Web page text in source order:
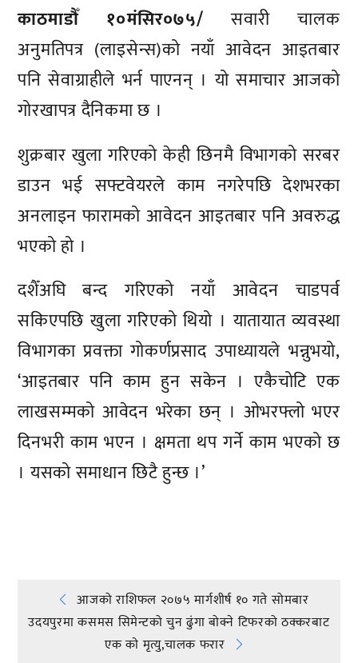
काठमाडौँ १०मंसिर०७५/ सवारी चालक
अनुमतिपत्र (लाइसेन्स)को नयाँ आवेदन आइतबार
पनि सेवाग्राहीले भर्न पाएनन् । यो समाचार आजको
गोरखापत्र दैनिकमा छ ।
शुक्रबार खुला गरिएको केही छिनमै विभागको सरबर
डाउन भई सफ्टवेयरले काम नगरेपछि देशभरका
अनलाइन फारामको आवेदन आइतबार पनि अवरुद्ध
भएको हो ।
दशैँअघि बन्द गरिएको नयाँ आवेदन चाडपर्व
सकिएपछि खुला गरिएको थियो । यातायात व्यवस्था
विभागका प्रवक्ता गोकर्णप्रसाद उपाध्यायले भन्नुभयो,
‘आइतबार पनि काम हुन सकेन । एकैचोटि एक
लाखसम्मको आवेदन भरेका छन् । ओभरफ्लो भएर
दिनभरी काम भएन । क्षमता थप गर्ने काम भएको छ
। यसको समाधान छिटै हुन्छ ।’
Postआजको राशिफल २०७५ मार्गशीर्ष १० गते सोमबार
उदयपुरमा कसमस सिमेन्टको चुन ढुंगा बोक्ने टिफरको ठक्करबाट
एक काे मृत्यु,चालक फरार